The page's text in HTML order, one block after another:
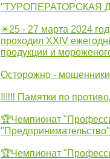
"ТУРОПЕРАТОРСКАЯ
☀25 - 27 марта 2024
проходил XXIV
продукции и
Осторожно -
‼‼‼ Памятки по
🏆Чемпионат
"Предпринимательство"
🏆Чемпионат